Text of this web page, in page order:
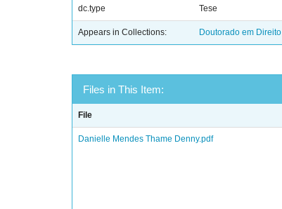
dc.type Tese
Appears in Collections: Doutorado em Direito
Files in This Item:
File
Danielle Mendes Thame Denny.pdf